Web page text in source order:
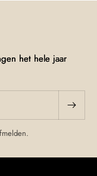
het hele jaar